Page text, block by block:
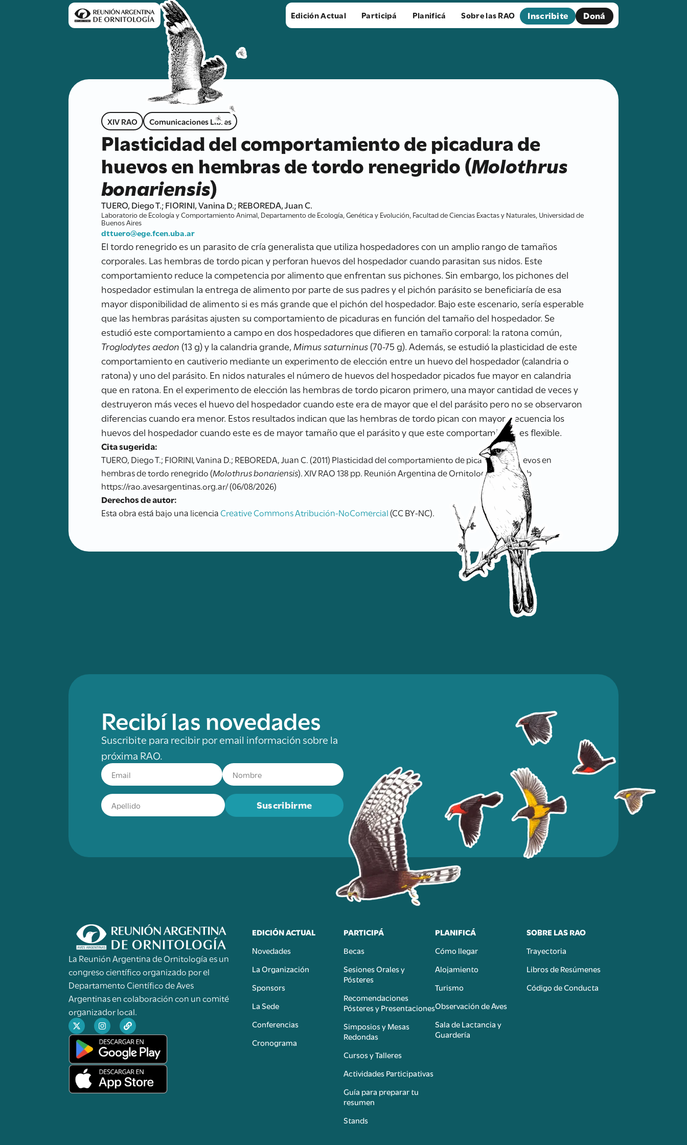
Edición Actual Participá Planificá Sobre las RAO Inscribite Doná
XIV RAO Comunicaciones Libres
Plasticidad del comportamiento de picadura de
huevos en hembras de tordo renegrido (Molothrus
bonariensis)
TUERO, Diego T.; FIORINI, Vanina D.; REBOREDA, Juan C.
Laboratorio de Ecología y Comportamiento Animal, Departamento de Ecología, Genética y Evolución, Facultad de Ciencias Exactas y Naturales, Universidad de
Buenos Aires
dttuero@ege.fcen.uba.ar
El tordo renegrido es un parasito de cría generalista que utiliza hospedadores con un amplio rango de tamaños
corporales. Las hembras de tordo pican y perforan huevos del hospedador cuando parasitan sus nidos. Este
comportamiento reduce la competencia por alimento que enfrentan sus pichones. Sin embargo, los pichones del
hospedador estimulan la entrega de alimento por parte de sus padres y el pichón parásito se beneficiaría de esa
mayor disponibilidad de alimento si es más grande que el pichón del hospedador. Bajo este escenario, sería esperable
que las hembras parásitas ajusten su comportamiento de picaduras en función del tamaño del hospedador. Se
estudió este comportamiento a campo en dos hospedadores que difieren en tamaño corporal: la ratona común,
Troglodytes aedon (13 g) y la calandria grande,Mimus saturninus(70-75 g). Además, se estudió la plasticidad de este
comportamiento en cautiverio mediante un experimento de elección entre un huevo del hospedador (calandria o
ratona) y uno del parásito. En nidos naturales el número de huevos del hospedador picados fue mayor en calandria
que en ratona. En el experimento de elección las hembras de tordo picaron primero, una mayor cantidad de veces y
destruyeron más veces el huevo del hospedador cuando este era de mayor que el del parásito pero no se observaron
diferencias cuando era menor. Estos resultados indican que las hembras de tordo pican con mayor frecuencia los
huevos del hospedador cuando este es de mayor tamaño que el parásito y que este comportamiento es flexible.
Cita sugerida:
TUERO, Diego T.; FIORINI, Vanina D.; REBOREDA, Juan C. (2011) Plasticidad del comportamiento de picadura de huevos en
hembras de tordo renegrido (Molothrus bonariensis). XIV RAO 138 pp. Reunión Argentina de Ornitología. Sitio Web
https://rao.avesargentinas.org.ar/ (06/08/2026)
Derechos de autor:
Esta obra está bajo una licencia Creative Commons Atribución-NoComercial(CC BY-NC).
Recibí las novedades
Suscribite para recibir por email información sobre la
próxima RAO.
Suscribirme
La Reunión Argentina de Ornitología es un
congreso científico organizado por el
Departamento Científico de Aves
Argentinas en colaboración con un comité
organizador local.
EDICIÓN ACTUAL
Novedades
La Organización
Sponsors
La Sede
Conferencias
Cronograma
PARTICIPÁ
Becas
Sesiones Orales y
Pósteres
Recomendaciones
Pósteres y Presentaciones
Simposios y Mesas
Redondas
Cursos y Talleres
Actividades Participativas
Guía para preparar tu
resumen
Stands
PLANIFICÁ
Cómo llegar
Alojamiento
Turismo
Observación de Aves
Sala de Lactancia y
Guardería
SOBRE LAS RAO
Trayectoria
Libros de Resúmenes
Código de Conducta